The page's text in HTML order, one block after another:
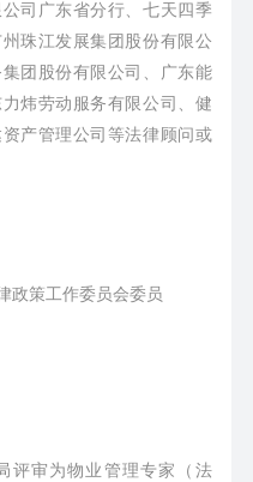
司广东省分行、七天四季
珠江发展集团股份有限公
团股份有限公司、广东能
炜劳动服务有限公司、健
产管理公司等法律顾问或
政策工作委员会委员
评审为物业管理专家（法